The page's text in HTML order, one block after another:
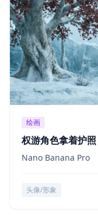
绘画
权游角色拿着护照
Nano Banana Pro
头像/形象